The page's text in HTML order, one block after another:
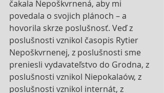
čakala Nepoškvrnená, aby mi
povedala o svojich plánoch – a
hovorila skrze poslušnosť. Veď z
poslušnosti vznikol časopis Rytier
Nepoškvrnenej, z poslušnosti sme
preniesli vydavateľstvo do Grodna, z
poslušnosti vznikol Niepokalaów, z
poslušnosti vznikol internát, z